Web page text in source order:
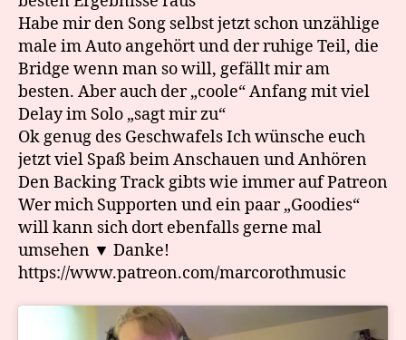
Habe mir den Song selbst jetzt schon unzählige
male im Auto angehört und der ruhige Teil, die
Bridge wenn man so will, gefällt mir am
besten. Aber auch der „coole“ Anfang mit viel
Delay im Solo „sagt mir zu“
Ok genug des Geschwafels Ich wünsche euch
jetzt viel Spaß beim Anschauen und Anhören
Den Backing Track gibts wie immer auf Patreon
Wer mich Supporten und ein paar „Goodies“
will kann sich dort ebenfalls gerne mal
umsehen ▼ Danke!
https://www.patreon.com/marcorothmusic